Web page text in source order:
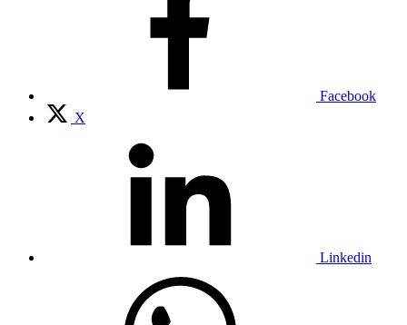
Facebook
X
Linkedin